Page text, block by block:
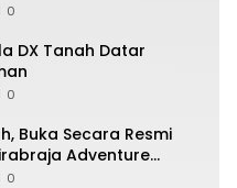
0
DX Tanah Datar
0
Buka Secara Resmi
Adventure
0